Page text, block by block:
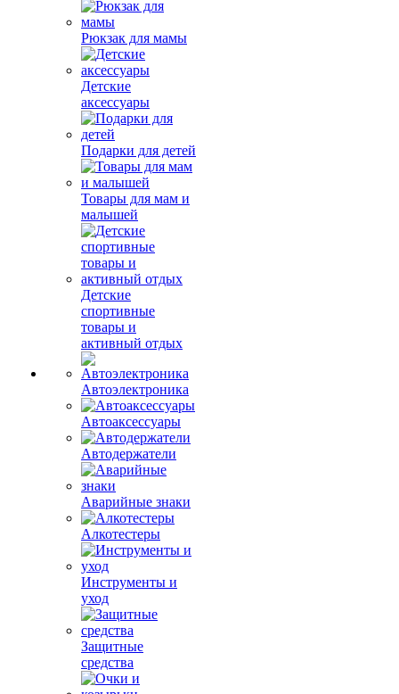
Рюкзак для мамы
Детские
аксессуары
Подарки для детей
Товары для мам и
малышей
Детские
спортивные
товары и
активный отдых
Автоэлектроника
Автоаксессуары
Автодержатели
Аварийные знаки
Алкотестеры
Инструменты и
уход
Защитные
средства